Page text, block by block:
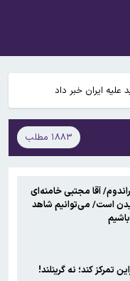
به نساجی
مدافع پرسپولیس لژیونر
علیه ایران خبر داد
تعقیب قرار گرفت
به نساجی
مدافع پرسپولیس لژیونر
۱۸۸۳ مطلب
آقا مجتبی خامنه‌ای
است/ می‌توانیم شاهد
تمرکز کند؛ نه گرینلند!